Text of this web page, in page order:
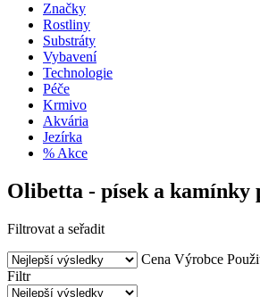
Značky
Rostliny
Substráty
Vybavení
Technologie
Péče
Krmivo
Akvária
Jezírka
% Akce
Olibetta - písek a kamínky
Filtrovat a seřadit
Cena Výrobce
Filtr